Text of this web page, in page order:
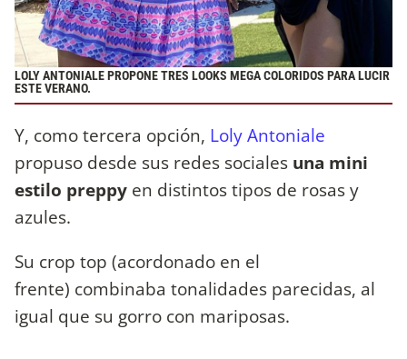
LOLY ANTONIALE PROPONE TRES LOOKS MEGA COLORIDOS PARA LUCIR
ESTE VERANO.
Y, como tercera opción, Loly Antoniale
propuso desde sus redes sociales una mini
estilo preppy en distintos tipos de rosas y
azules.
Su crop top (acordonado en el
frente) combinaba tonalidades parecidas, al
igual que su gorro con mariposas.